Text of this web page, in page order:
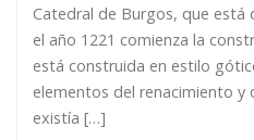
Catedral de Burgos, que está
el año 1221 comienza la
está construida en estilo
elementos del renacimiento y
existía […]